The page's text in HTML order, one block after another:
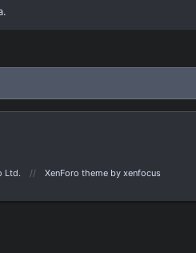
Ltd. XenForo theme by xenfocus